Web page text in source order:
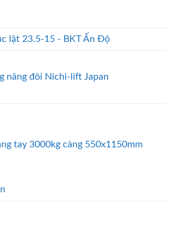
lật 23.5-15 - BKT Ấn Độ
nâng đôi Nichi-lift Japan
tay 3000kg càng 550x1150mm